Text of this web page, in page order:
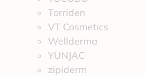
Torriden
VT Cosmetics
Wellderma
YUNJAC
zipiderm